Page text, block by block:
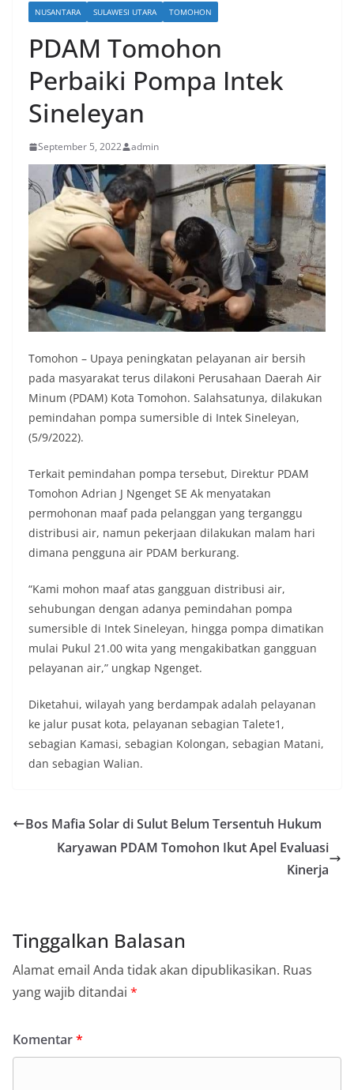
NUSANTARA SULAWESI UTARA TOMOHON
PDAM Tomohon
Perbaiki Pompa Intek
Sineleyan
September 5, 2022 admin
Tomohon – Upaya peningkatan pelayanan air bersih
pada masyarakat terus dilakoni Perusahaan Daerah Air
Minum (PDAM) Kota Tomohon. Salahsatunya, dilakukan
pemindahan pompa sumersible di Intek Sineleyan,
(5/9/2022).
Terkait pemindahan pompa tersebut, Direktur PDAM
Tomohon Adrian J Ngenget SE Ak menyatakan
permohonan maaf pada pelanggan yang terganggu
distribusi air, namun pekerjaan dilakukan malam hari
dimana pengguna air PDAM berkurang.
“Kami mohon maaf atas gangguan distribusi air,
sehubungan dengan adanya pemindahan pompa
sumersible di Intek Sineleyan, hingga pompa dimatikan
mulai Pukul 21.00 wita yang mengakibatkan gangguan
pelayanan air,” ungkap Ngenget.
Diketahui, wilayah yang berdampak adalah pelayanan
ke jalur pusat kota, pelayanan sebagian Talete1,
sebagian Kamasi, sebagian Kolongan, sebagian Matani,
dan sebagian Walian.
Bos Mafia Solar di Sulut Belum Tersentuh Hukum
Karyawan PDAM Tomohon Ikut Apel Evaluasi
Kinerja
Tinggalkan Balasan
Alamat email Anda tidak akan dipublikasikan. Ruas
yang wajib ditandai *
Komentar*